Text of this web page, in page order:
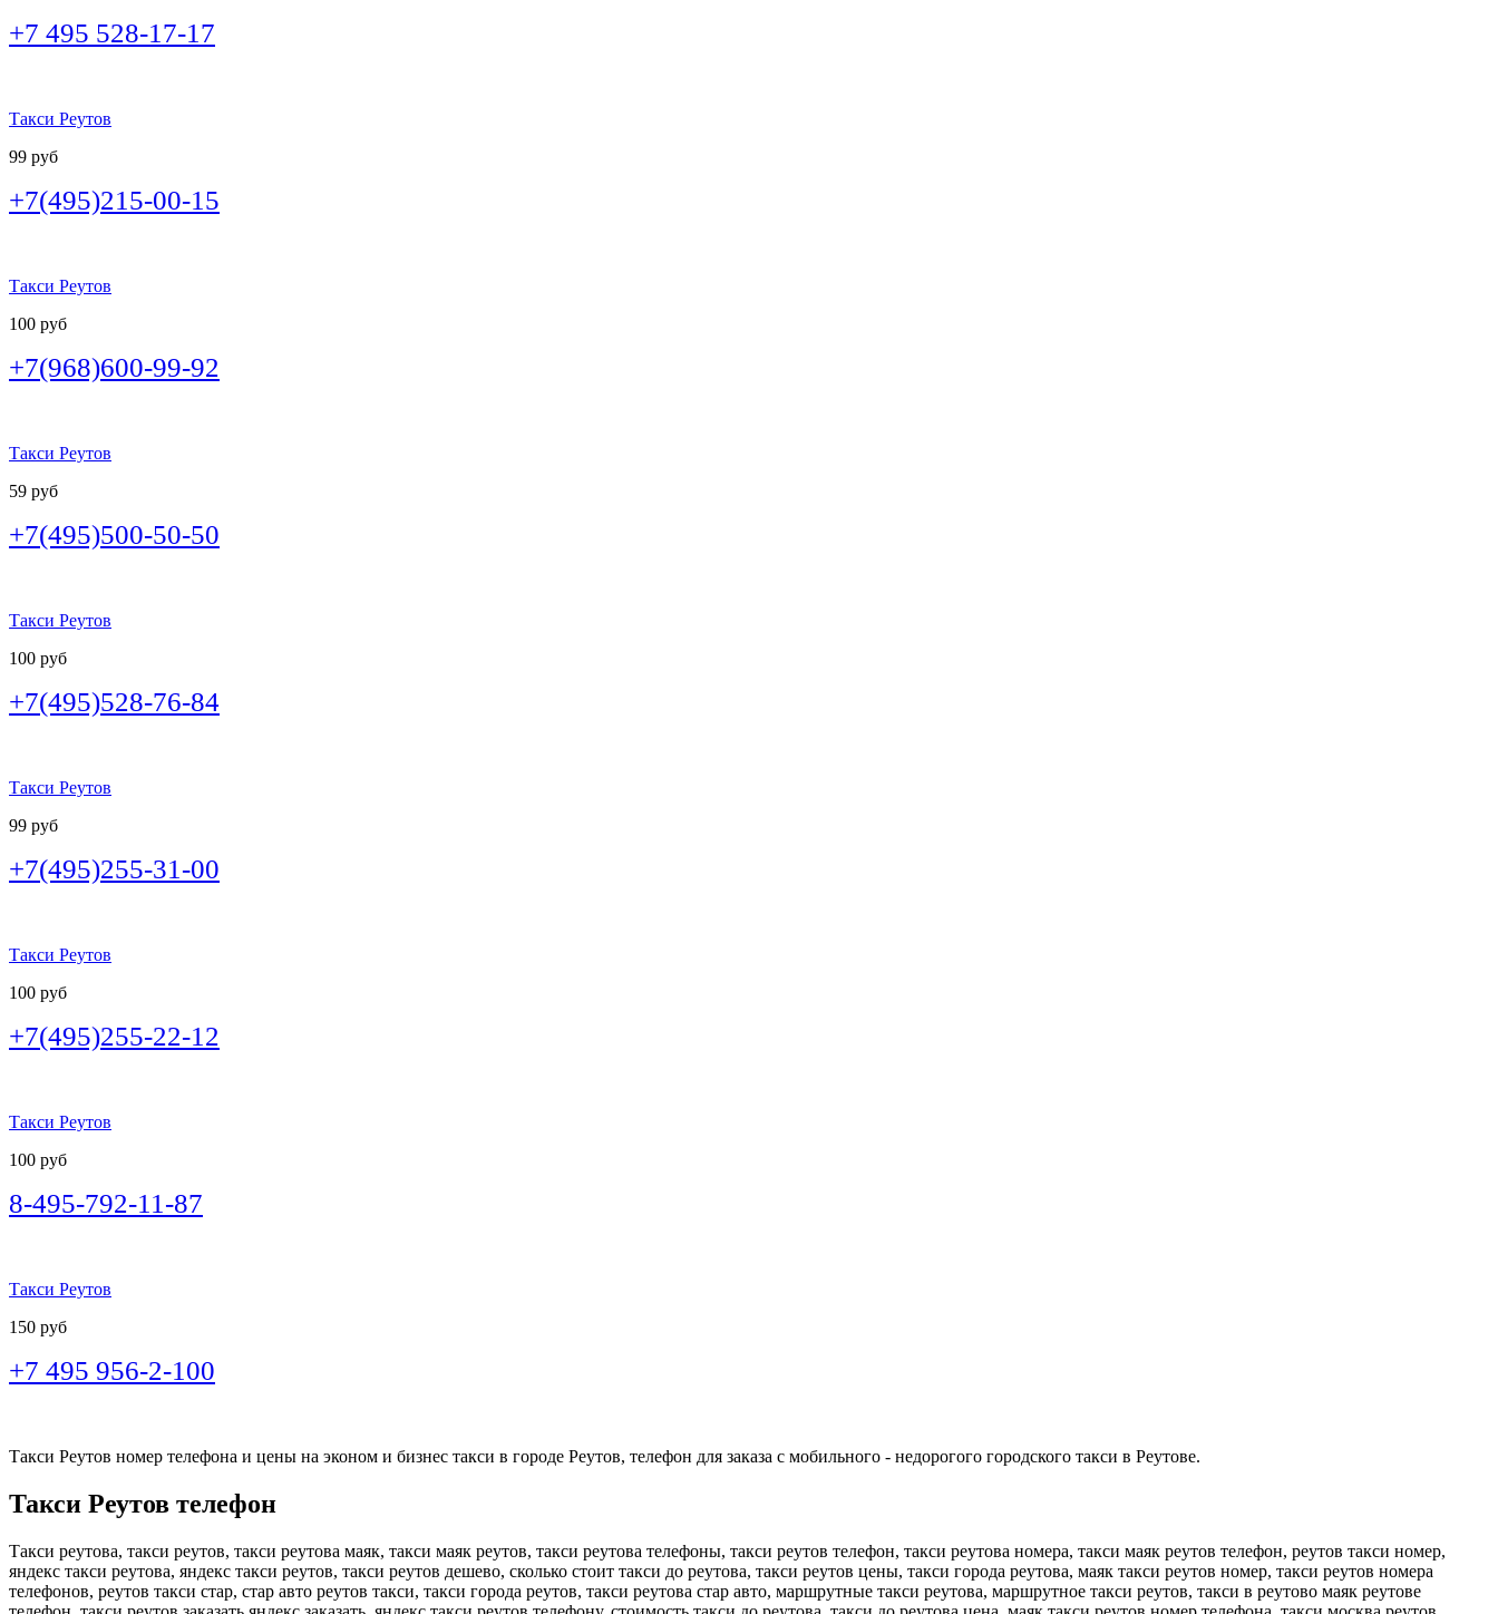
+7 495 528-17-17
Такси Реутов
99 руб
+7(495)215-00-15
Такси Реутов
100 руб
+7(968)600-99-92
Такси Реутов
59 руб
+7(495)500-50-50
Такси Реутов
100 руб
+7(495)528-76-84
Такси Реутов
99 руб
+7(495)255-31-00
Такси Реутов
100 руб
+7(495)255-22-12
Такси Реутов
100 руб
8-495-792-11-87
Такси Реутов
150 руб
+7 495 956-2-100
Такси Реутов номер телефона и цены на эконом и бизнес такси в городе Реутов, телефон для заказа с мобильного - недорогого городского такси в Реутове.
Такси Реутов телефон
Такси реутова, такси реутов, такси реутова маяк, такси маяк реутов, такси реутова телефоны, такси реутов телефон, такси реутова номера, такси маяк реутов телефон, реутов такси номер,
яндекс такси реутова, яндекс такси реутов, такси реутов дешево, сколько стоит такси до реутова, такси реутов цены, такси города реутова, маяк такси реутов номер, такси реутов номера
телефонов, реутов такси стар, стар авто реутов такси, такси города реутов, такси реутова стар авто, маршрутные такси реутова, маршрутное такси реутов, такси в реутово маяк реутове